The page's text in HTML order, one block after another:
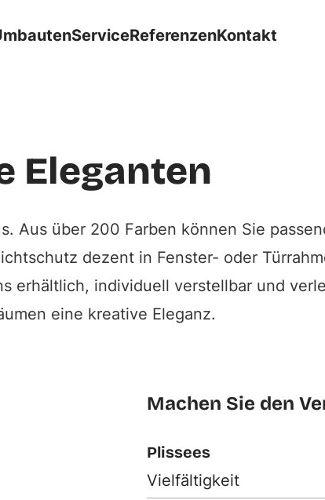
ServiceReferenzenKontakt
Plissees –
Eleganten
Aus über 200 Farben können Sie
dezent in Fenster- oder
erhältlich, individuell verstellbar und
eine kreative Eleganz.
Machen Sie den
Plissees
Vielfältigkeit